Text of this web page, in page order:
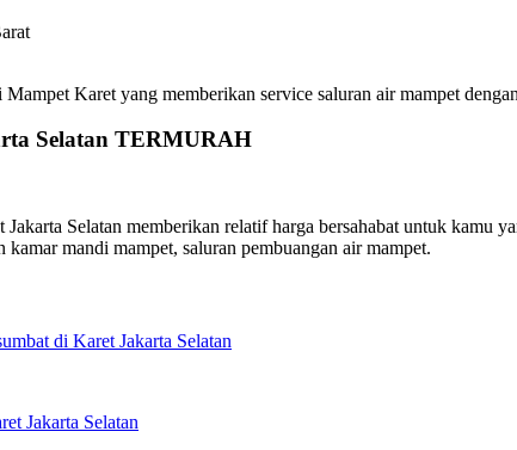
Karet yang memberikan service saluran air mampet
Selatan TERMURAH
Selatan memberikan relatif harga bersahabat untuk
mandi mampet, saluran pembuangan air mampet.
di Karet Jakarta Selatan
Jakarta Selatan